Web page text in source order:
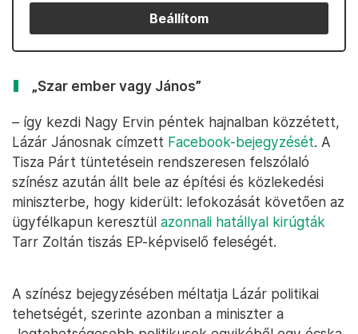
Beállítom
„Szar ember vagy János”
– így kezdi Nagy Ervin péntek hajnalban közzétett,
Lázár Jánosnak címzett Facebook-bejegyzését. A
Tisza Párt tüntetésein rendszeresen felszólaló
színész azután állt bele az építési és közlekedési
miniszterbe, hogy kiderült: lefokozását követően az
ügyfélkapun keresztül azonnali hatállyal kirúgták
Tarr Zoltán tiszás EP-képviselő feleségét.
A színész bejegyzésében méltatja Lázár politikai
tehetségét, szerinte azonban a miniszter a